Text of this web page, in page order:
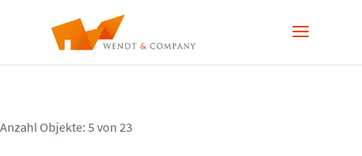
Anzahl Objekte: 5 von 23